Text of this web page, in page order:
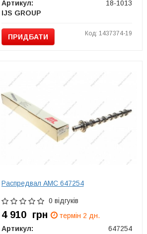
Артикул:
18-1013
IJS GROUP
ПРИДБАТИ Код: 1437374-19
Распредвал AMC 647254
0 відгуків
4 910 грн
термін 2 дн.
Артикул:
647254